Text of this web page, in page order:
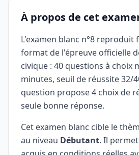
À propos de cet
L'examen blanc n°8 reproduit
format de l'épreuve officielle
civique : 40 questions à choix
minutes, seuil de réussite 32/
question propose 4 choix de
seule bonne réponse.
Cet examen blanc cible le
au niveau Débutant. Il